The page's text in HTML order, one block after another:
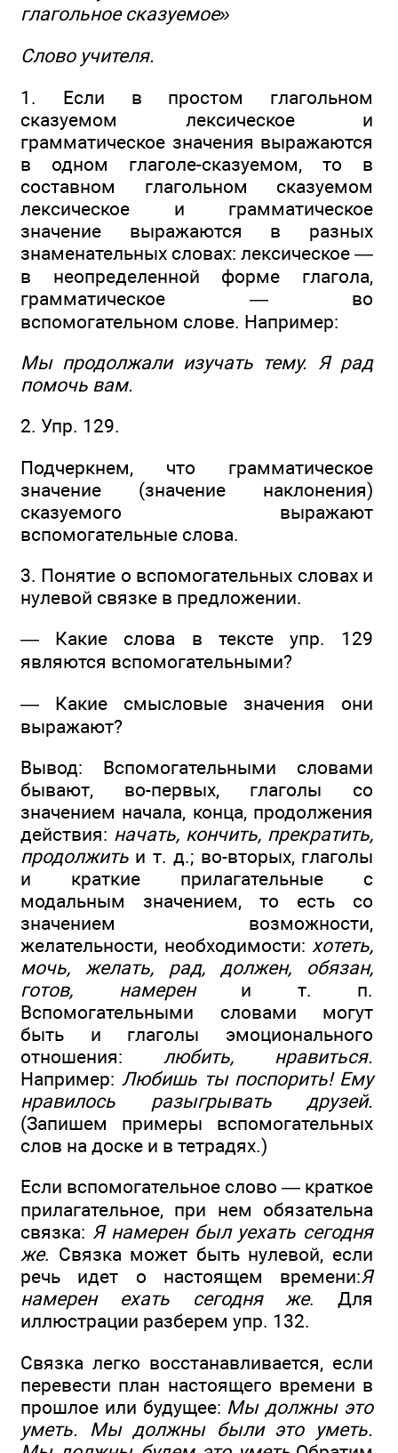
глагольное сказуемое»
Слово учителя.
1. Если в простом глагольном
сказуемом лексическое и
грамматическое значения выражаются
в одном глаголе-сказуемом, то в
составном глагольном сказуемом
лексическое и грамматическое
значение выражаются в разных
знаменательных словах: лексическое —
в неопределенной форме глагола,
грамматическое — во
вспомогательном слове. Например:
Мы продолжали изучатьтему. Я рад
помочь вам.
2. Упр. 129.
Подчеркнем, что грамматическое
значение (значение наклонения)
сказуемого выражают
вспомогательные слова.
3. Понятие о вспомогательных словах и
нулевой связке в предложении.
— Какие слова в тексте упр. 129
являются вспомогательными?
— Какие смысловые значения они
выражают?
Вывод: Вспомогательными словами
бывают, во-первых, глаголы со
значением начала, конца, продолжения
действия: начать, кончить, прекратить,
продолжить и т. д.; во-вторых, глаголы
и краткие прилагательные с
модальным значением, то есть со
значением возможности,
желательности, необходимости: хотеть,
мочь, желать, рад, должен, обязан,
готов, намерени т. п.
Вспомогательными словами могут
быть и глаголы эмоционального
отношения: любить, нравиться.
Например: Любишьты поспорить! Ему
нравилось разыгрыватьдрузей.
(Запишем примеры вспомогательных
слов на доске и в тетрадях.)
Если вспомогательное слово — краткое
прилагательное, при нем обязательна
связка: Я намерен был уехать сегодня
же. Связка может быть нулевой, если
речь идет о настоящем времени:Я
намерен ехатьсегодня же. Для
иллюстрации разберем упр. 132.
Связка легко восстанавливается, если
перевести план настоящего времени в
прошлое или будущее: Мыдолжныэто
уметь. Мыдолжны былиэто уметь.